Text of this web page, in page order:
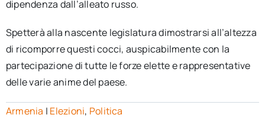
dipendenza dall’alleato russo.
Spetterà alla nascente legislatura dimostrarsi all’altezza
di ricomporre questi cocci, auspicabilmente con la
partecipazione di tutte le forze elette e rappresentative
delle varie anime del paese.
Armenia | Elezioni, Politica